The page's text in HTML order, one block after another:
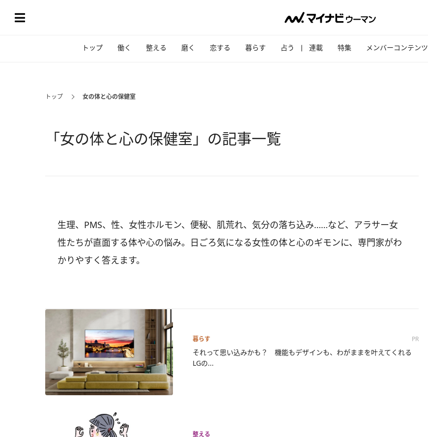
トップ 働く 整える 磨く 恋する 暮らす 占う 連載 特集 メンバーコンテンツ
トップ 女の体と心の保健室
「女の体と心の保健室」の記事一覧
生理、PMS、性、女性ホルモン、便秘、肌荒れ、気分の落ち込み……など、アラサー女
性たちが直面する体や心の悩み。日ごろ気になる女性の体と心のギモンに、専門家がわ
かりやすく答えます。
暮らす PR
それって思い込みかも？ 機能もデザインも、わがままを叶えてくれる
LGの...
整える